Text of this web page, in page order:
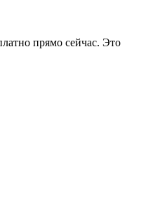
прямо сейчас. Это